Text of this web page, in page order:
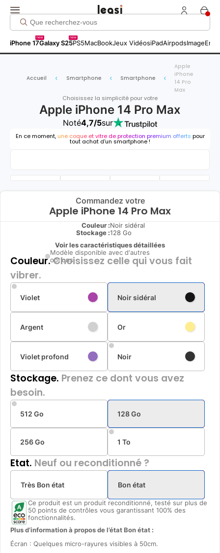
iPhone 17
new
Galaxy S25
new
PS5MacBookJeux VidéosiPadAirpodsImage
Accueil Smartphone Smartphone
Apple
iPhone
14 Pro
Max
Choisissez la simplicité pour votre
Apple iPhone 14 Pro Max
Noté4,7/5sur
En ce moment, une coque et vitre de protection premium offerts pour
tout achat d'un smartphone !
Commandez votre
Apple iPhone 14 Pro Max
Couleur :Noir sidéral
Stockage :128 Go
Voir les caractéristiques détaillées
Modèle disponible avec d'autres
options
Couleur.Choisissez celle qui vous fait
vibrer.
Violet Noir sidéral
Argent Or
Violet profond Noir
Stockage. Prenez ce dont vous avez
besoin.
512 Go 128 Go
256 Go 1 To
Etat. Neuf ou reconditionné ?
Très Bon état Bon état
Ce produit est un produit reconditionné, testé sur plus de
50 points de contrôles vous garantissant 100% des
fonctionnalités.
Plus d’information à propos de l’état Bon état :
Écran : Quelques micro-rayures visibles à 50cm.